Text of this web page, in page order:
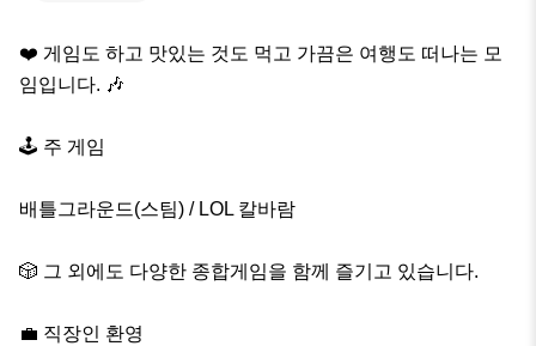
❤️ 게임도 하고 맛있는 것도 먹고 가끔은 여행도 떠나는 모
임입니다. 🎶
🕹 주 게임
배틀그라운드(스팀) / LOL 칼바람
🎲 그 외에도 다양한 종합게임을 함께 즐기고 있습니다.
💼 직장인 환영